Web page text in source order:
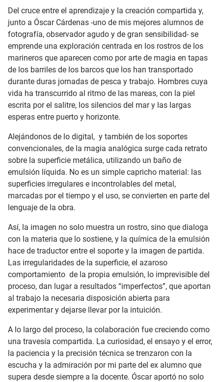
Del cruce entre el aprendizaje y la creación compartida y,
junto a Óscar Cárdenas -uno de mis mejores alumnos de
fotografía, observador agudo y de gran sensibilidad- se
emprende una exploración centrada en los rostros de los
marineros que aparecen como por arte de magia en tapas
de los barriles de los barcos que los han transportado
durante duras jornadas de pesca y trabajo. Hombres cuya
vida ha transcurrido al ritmo de las mareas, con la piel
escrita por el salitre, los silencios del mar y las largas
esperas entre puerto y horizonte.
Alejándonos de lo digital, y también de los soportes
convencionales, de la magia analógica surge cada retrato
sobre la superficie metálica, utilizando un baño de
emulsión líquida. No es un simple capricho material: las
superficies irregulares e incontrolables del metal,
marcadas por el tiempo y el uso, se convierten en parte del
lenguaje de la obra.
Así, la imagen no solo muestra un rostro, sino que dialoga
con la materia que lo sostiene, y la química de la emulsión
hace de traductor entre el soporte y la imagen de partida.
Las irregularidades de la superficie, el azaroso
comportamiento de la propia emulsión, lo imprevisible del
proceso, dan lugar a resultados “imperfectos”, que aportan
al trabajo la necesaria disposición abierta para
experimentar y dejarse llevar por la intuición.
A lo largo del proceso, la colaboración fue creciendo como
una travesía compartida. La curiosidad, el ensayo y el error,
la paciencia y la precisión técnica se trenzaron con la
escucha y la admiración por mi parte del ex alumno que
supera desde siempre a la docente. Óscar aportó no solo